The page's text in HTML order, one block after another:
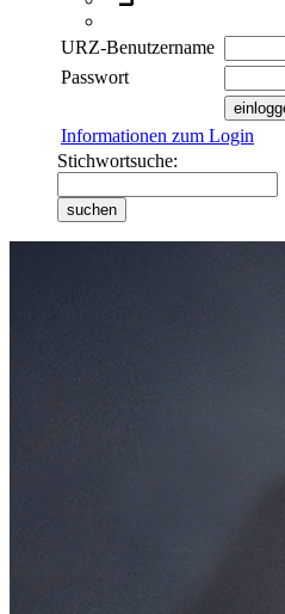
URZ-Benutzername
Passwort
Informationen zum Login
Stichwortsuche: